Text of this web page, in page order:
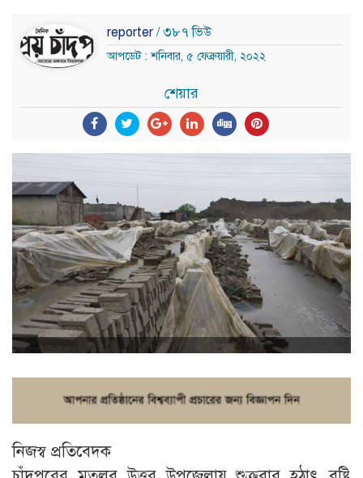
reporter / ৩৮৭ ভিউ
আপডেট : শনিবার, ৫ ফেব্রুয়ারী, ২০২২
শেয়ার
নিজস্ব প্রতিবেদক